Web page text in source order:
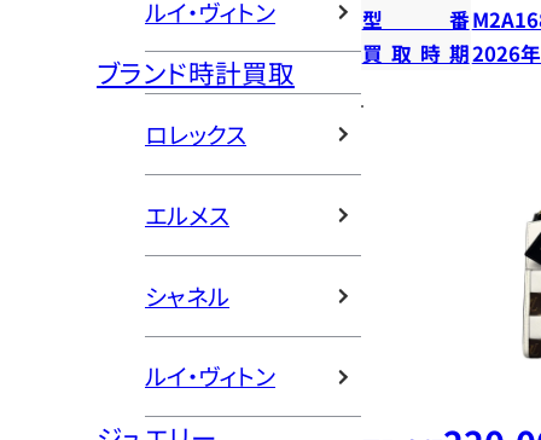
ルイ・ヴィトン
ブランド時計買取
ロレックス
エルメス
シャネル
ルイ・ヴィトン
型番
買取時期2026